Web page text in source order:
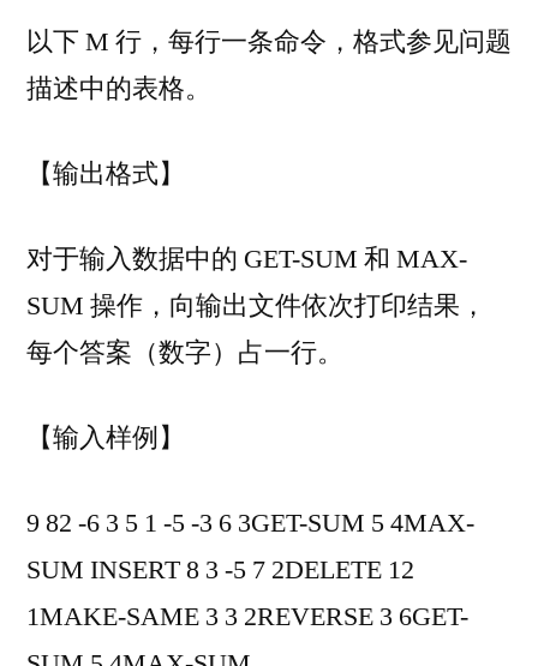
以下 M 行，每行一条命令，格式参见问题
描述中的表格。
【输出格式】
对于输入数据中的 GET-SUM 和 MAX-
SUM 操作，向输出文件依次打印结果，
每个答案（数字）占一行。
【输入样例】
9 82 -6 3 5 1 -5 -3 6 3GET-SUM 5 4MAX-
SUM INSERT 8 3 -5 7 2DELETE 12
1MAKE-SAME 3 3 2REVERSE 3 6GET-